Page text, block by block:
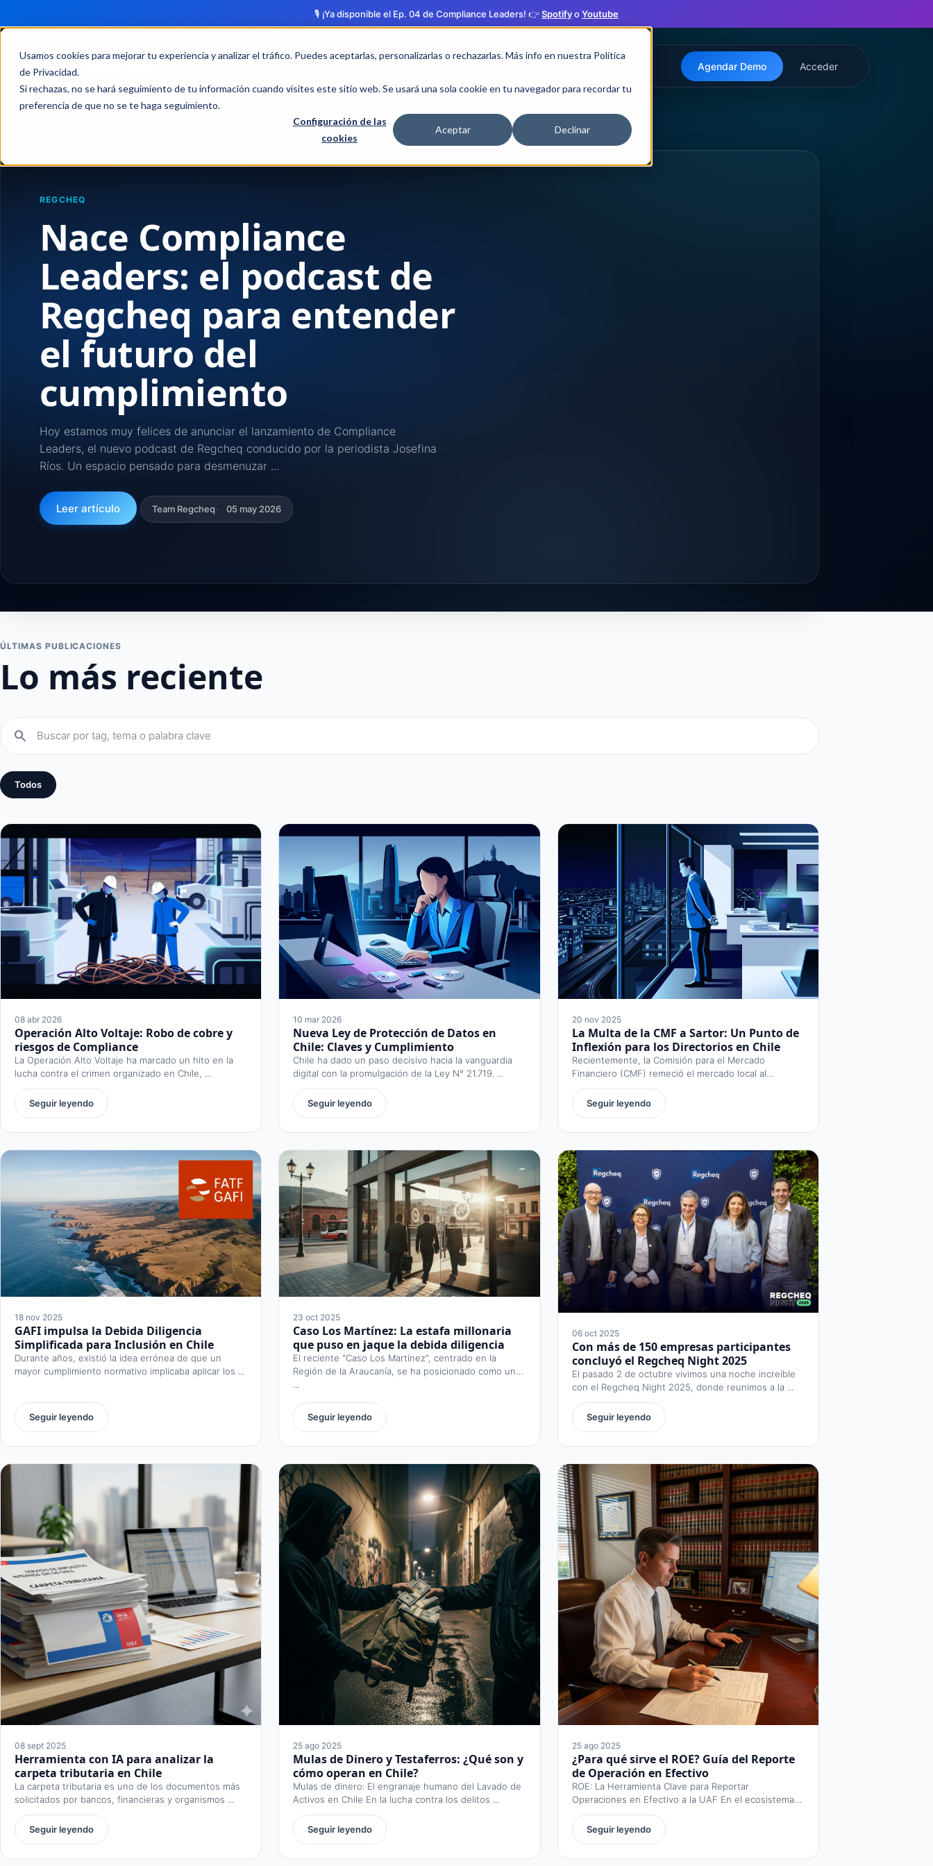
Usamos cookies para mejorar tu experiencia y analizar el tráfico. Puedes aceptarlas, personalizarlas o rechazarlas. Más info en nuestra Política
de Privacidad.
Si rechazas, no se hará seguimiento de tu información cuando visites este sitio web. Se usará una sola cookie en tu navegador para recordar tu
preferencia de que no se te haga seguimiento.
Configuración de las
cookies
Aceptar Declinar
🎙️ ¡Ya disponible el Ep. 04 de Compliance Leaders! 👉SpotifyoYoutube
Agendar Demo Acceder
REGCHEQ
Nace Compliance
Leaders: el podcast de
Regcheq para entender
el futuro del
cumplimiento
Hoy estamos muy felices de anunciar el lanzamiento de Compliance
Leaders, el nuevo podcast de Regcheq conducido por la periodista Josefina
Ríos. Un espacio pensado para desmenuzar ...
Leer artículo Team Regcheq 05 may 2026
ÚLTIMAS PUBLICACIONES
Lo más reciente
search
Todos
08 abr 2026
Operación Alto Voltaje: Robo de cobre y
riesgos de Compliance
La Operación Alto Voltaje ha marcado un hito en la
lucha contra el crimen organizado en Chile, ...
Seguir leyendo
10 mar 2026
Nueva Ley de Protección de Datos en
Chile: Claves y Cumplimiento
Chile ha dado un paso decisivo hacia la vanguardia
digital con la promulgación de la Ley N° 21.719. ...
Seguir leyendo
20 nov 2025
La Multa de la CMF a Sartor: Un Punto de
Inflexión para los Directorios en Chile
Recientemente, la Comisión para el Mercado
Financiero (CMF) remeció el mercado local al
sancionar ...
Seguir leyendo
18 nov 2025
GAFI impulsa la Debida Diligencia
Simplificada para Inclusión en Chile
Durante años, existió la idea errónea de que un
mayor cumplimiento normativo implicaba aplicar los ...
Seguir leyendo
23 oct 2025
Caso Los Martínez: La estafa millonaria
que puso en jaque la debida diligencia
El reciente "Caso Los Martínez", centrado en la
Región de la Araucanía, se ha posicionado como uno
Seguir leyendo
06 oct 2025
Con más de 150 empresas participantes
concluyó el Regcheq Night 2025
El pasado 2 de octubre vivimos una noche increíble
con el Regcheq Night 2025, donde reunimos a la ...
Seguir leyendo
08 sept 2025
Herramienta con IA para analizar la
carpeta tributaria en Chile
La carpeta tributaria es uno de los documentos más
solicitados por bancos, financieras y organismos ...
Seguir leyendo
25 ago 2025
Mulas de Dinero y Testaferros: ¿Qué son y
cómo operan en Chile?
Mulas de dinero: El engranaje humano del Lavado de
Activos en Chile En la lucha contra los delitos ...
Seguir leyendo
25 ago 2025
¿Para qué sirve el ROE? Guía del Reporte
de Operación en Efectivo
ROE: La Herramienta Clave para Reportar
Operaciones en Efectivo a la UAF En el ecosistema
del ...
Seguir leyendo